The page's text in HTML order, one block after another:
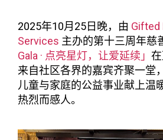
2025年10月25日晚，由 Gifted
Services 主办的第十三周年慈
Gala · 点亮星灯，让爱延续」
来自社区各界的嘉宾齐聚一堂
儿童与家庭的公益事业献上温
热烈而感人。